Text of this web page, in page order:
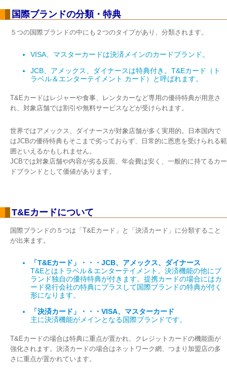
国際ブランドの分類・特典
５つの国際ブランドの中にも２つのタイプがあり、分類されます。
VISA、マスターカードは決済メインのカードブランド。
JCB、アメックス、ダイナースは特典付き。T&Eカード（ト
ラベル＆エンターテイメント カード）と呼ばれます。
T&Eカードはレジャーや食事、レンタカーなど専用の優待特典が用意さ
れ、対象店舗では割引や無料サービスなどが受けられます。
世界ではアメックス、ダイナースが対象店舗が多く実用的。日本国内で
はJCBの優待特典もそこまで劣っておらず、日常的に恩恵を受けられる範
囲といえるかもしれません。
JCBでは対象店舗や内容が劣る反面、年会費は安く、一般的に持てるカー
ドブランドとして価値があります。
T&Eカードについて
国際ブランドの５つは「T&Eカード」と「決済カード」に分類すること
が出来ます。
「T&Eカード」・・・JCB、アメックス、ダイナース
T&Eとはトラベル＆エンターテイメント。決済機能の他にブ
ランド独自の優待特典が付きます。提携カードの場合にはカ
ード発行会社の特典にプラスして国際ブランドの特典が付く
形になります。
「決済カード」・・・VISA、マスターカード
主に決済機能がメインとなる国際ブランドです。
T&Eカードの場合は特典に重点が置かれ、クレジットカードの機能面が
強化されます。決済カードの場合はネットワーク網、つまり加盟店の多
さに重点が置かれています。